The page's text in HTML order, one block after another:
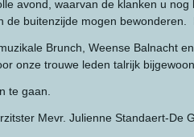
avond, waarvan de klanken u
buitenzijde mogen bewonderen.
Brunch, Weense Balnacht
onze trouwe leden talrijk
te gaan.
Mevr. Julienne Standaert-De